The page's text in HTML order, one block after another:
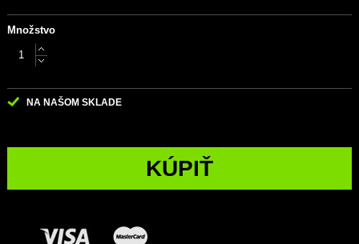
Množstvo
NA NAŠOM SKLADE
KÚPIŤ